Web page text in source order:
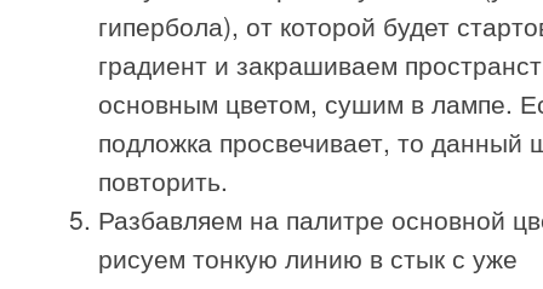
гипербола), от которой будет
градиент и закрашиваем
основным цветом, сушим в лампе.
подложка просвечивает, то данный
повторить.
Разбавляем на палитре основной
рисуем тонкую линию в стык с уже